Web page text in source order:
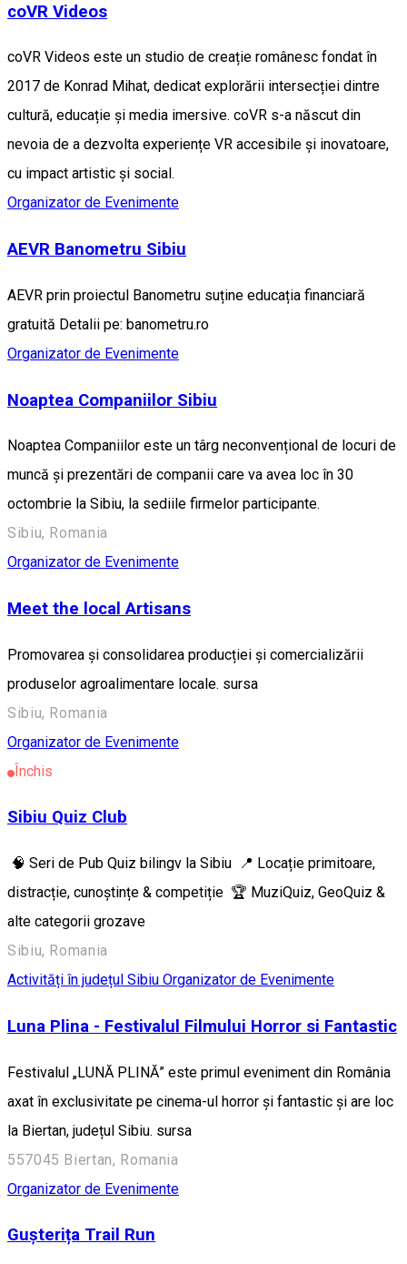
coVR Videos
coVR Videos este un studio de creație românesc fondat în
2017 de Konrad Mihat, dedicat explorării intersecției dintre
cultură, educație și media imersive. coVR s-a născut din
nevoia de a dezvolta experiențe VR accesibile și inovatoare,
cu impact artistic și social.
Organizator de Evenimente
AEVR Banometru Sibiu
AEVR prin proiectul Banometru suține educația financiară
gratuită Detalii pe: banometru.ro
Organizator de Evenimente
Noaptea Companiilor Sibiu
Noaptea Companiilor este un târg neconvențional de locuri de
muncă și prezentări de companii care va avea loc în 30
octombrie la Sibiu, la sediile firmelor participante.
Sibiu, Romania
Organizator de Evenimente
Meet the local Artisans
Promovarea și consolidarea producției și comercializării
produselor agroalimentare locale. sursa
Sibiu, Romania
Organizator de Evenimente
Închis
Sibiu Quiz Club
🧠 Seri de Pub Quiz bilingv la Sibiu 📍 Locație primitoare,
distracție, cunoștințe & competiție 🏆 MuziQuiz, GeoQuiz &
alte categorii grozave
Sibiu, Romania
Activități în județul Sibiu Organizator de Evenimente
Luna Plina - Festivalul Filmului Horror si Fantastic
Festivalul „LUNĂ PLINĂ” este primul eveniment din România
axat în exclusivitate pe cinema-ul horror și fantastic și are loc
la Biertan, județul Sibiu. sursa
557045 Biertan, Romania
Organizator de Evenimente
Gușterița Trail Run